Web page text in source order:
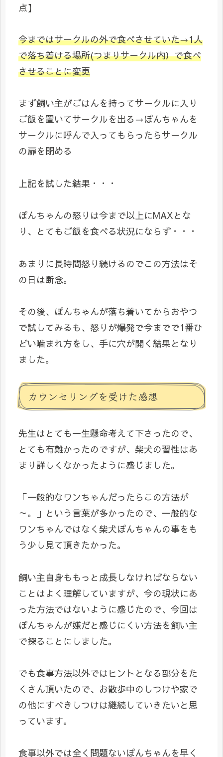
点】
今まではサークルの外で食べさせていた→1人
で落ち着ける場所(つまりサークル内）で食べ
させることに変更
まず飼い主がごはんを持ってサークルに入り
ご飯を置いてサークルを出る→ぽんちゃんを
サークルに呼んで入ってもらったらサークル
の扉を閉める
上記を試した結果・・・
ぽんちゃんの怒りは今まで以上にMAXとな
り、とてもご飯を食べる状況にならず・・・
あまりに長時間怒り続けるのでこの方法はそ
の日は断念。
その後、ぽんちゃんが落ち着いてからおやつ
で試してみるも、怒りが爆発で今までで1番ひ
どい噛まれ方をし、手に穴が開く結果となり
ました。
カウンセリングを受けた感想
先生はとても一生懸命考えて下さったので、
とても有難かったのですが、柴犬の習性はあ
まり詳しくなかったように感じました。
「一般的なワンちゃんだったらこの方法が
～。」という言葉が多かったので、一般的な
ワンちゃんではなく柴犬ぽんちゃんの事をも
う少し見て頂きたかった。
飼い主自身ももっと成長しなければならない
ことはよく理解していますが、今の現状にあ
った方法ではないように感じたので、今回は
ぽんちゃんが嫌だと感じにくい方法を飼い主
で探ることにしました。
でも食事方法以外ではヒントとなる部分をた
くさん頂いたので、お散歩中のしつけや家で
の他にすべきしつけは継続していきたいと思
っています。
食事以外では全く問題ないぽんちゃんを早く